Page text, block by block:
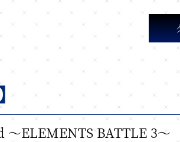
～ELEMENTS BATTLE 3～